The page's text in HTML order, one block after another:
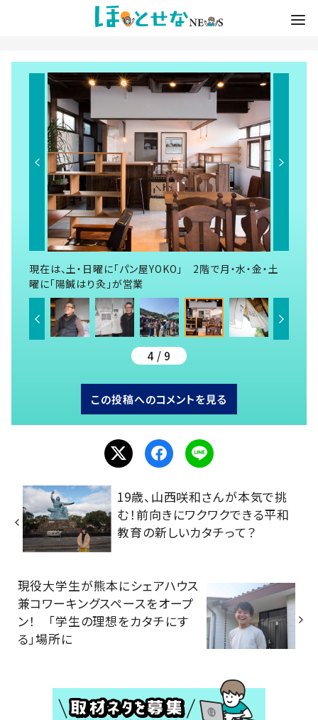
現在は、土・日曜に「パン屋YOKO」 2階で月・水・金・土
曜に「陽鍼はり灸」が営業
4 / 9
この投稿へのコメントを見る
19歳、山西咲和さんが本気で挑
む！前向きにワクワクできる平和
教育の新しいカタチって？
現役大学生が熊本にシェアハウス
兼コワーキングスペースをオープ
ン！ 「学生の理想をカタチにす
る」場所に